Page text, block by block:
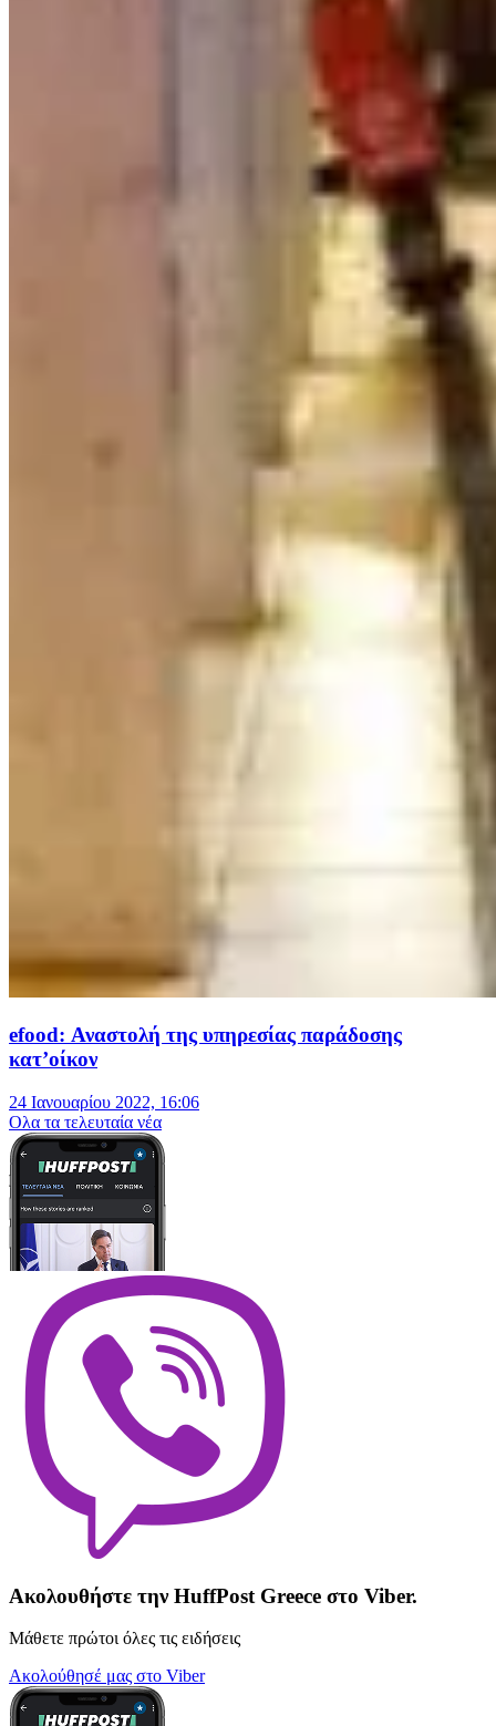
efood: Αναστολή της υπηρεσίας παράδοσης
κατ’οίκον
24 Ιανουαρίου 2022, 16:06
Oλα τα τελευταία νέα
Ακολουθήστε την HuffPost Greece στο Viber.
Μάθετε πρώτοι όλες τις ειδήσεις
Ακολούθησέ μας στο Viber